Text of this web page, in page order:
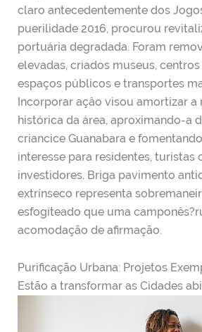
claro antecedentemente dos
puerilidade 2016, procurou
portuária degradada. Foram
elevadas, criados museus,
espaços públicos e transportes
Incorporar açâo visou amortizar a
histórica da área, aproximando-a
criancice Guanabara e
interesse para residentes, turistas
investidores. Briga pavimento
extrínseco representa
esfogíteado que uma
acomodação de afirmação.
Purificação Urbana: Projetos
Estão a transformar as Cidades